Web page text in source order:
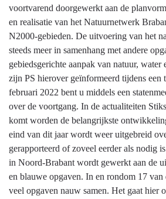
naar
navigatie
Programma
Natuur
milieu
Algemene
voortgang
van
het
programma
voortvarend doorgewerkt aan de
en realisatie van het Natuurnetwerk
N2000-gebieden. De uitvoering van het
steeds meer in samenhang met andere
gebiedsgerichte aanpak van natuur, water
zijn PS hierover geïnformeerd tijdens een
februari 2022 bent u middels een
over de voortgang. In de actualiteiten
komt worden de belangrijkste
eind van dit jaar wordt weer uitgebreid
gerapporteerd of zoveel eerder als nodig
in Noord-Brabant wordt gewerkt aan de
en blauwe opgaven. In en rondom 17 van
veel opgaven nauw samen. Het gaat hier